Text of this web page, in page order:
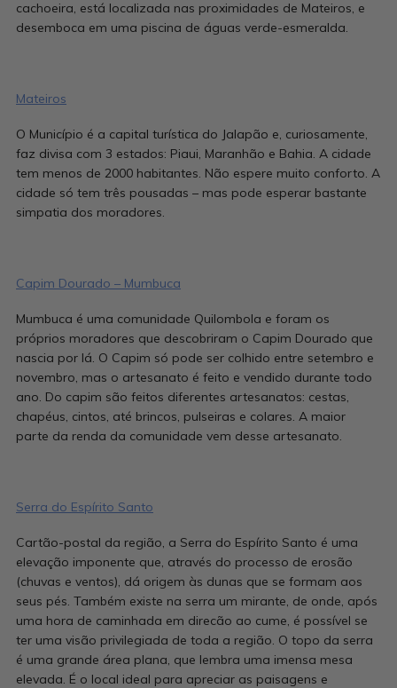
cachoeira, está localizada nas proximidades de Mateiros, e
desemboca em uma piscina de águas verde-esmeralda.
Mateiros
O Município é a capital turística do Jalapão e, curiosamente,
faz divisa com 3 estados: Piaui, Maranhão e Bahia. A cidade
tem menos de 2000 habitantes. Não espere muito conforto. A
cidade só tem três pousadas – mas pode esperar bastante
simpatia dos moradores.
Capim Dourado – Mumbuca
Mumbuca é uma comunidade Quilombola e foram os
próprios moradores que descobriram o Capim Dourado que
nascia por lá. O Capim só pode ser colhido entre setembro e
novembro, mas o artesanato é feito e vendido durante todo
ano. Do capim são feitos diferentes artesanatos: cestas,
chapéus, cintos, até brincos, pulseiras e colares. A maior
parte da renda da comunidade vem desse artesanato.
Serra do Espírito Santo
Cartão-postal da região, a Serra do Espírito Santo é uma
elevação imponente que, através do processo de erosão
(chuvas e ventos), dá origem às dunas que se formam aos
seus pés. Também existe na serra um mirante, de onde, após
uma hora de caminhada em direcão ao cume, é possível se
ter uma visão privilegiada de toda a região. O topo da serra
é uma grande área plana, que lembra uma imensa mesa
elevada. É o local ideal para apreciar as paisagens e